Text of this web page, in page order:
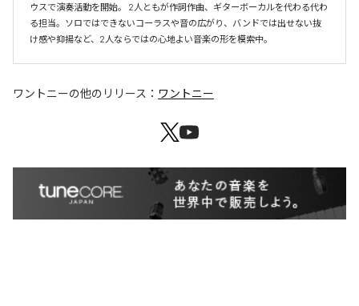
ウスで演奏活動を開始。 2人ともが作詞作曲、ギターボーカルを代わる代わ
る担当。ソロではできないコーラスや音の広がり、バンドでは出せない抜
け感や抑揚など、2人ならではの心地よい音楽の形を模索中。
ワントニーの他のリリース： ワントニー